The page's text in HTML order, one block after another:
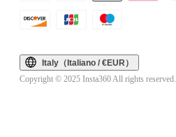
Italy（Italiano / €EUR）
Copyright © 2025 Insta360 All rights reserved.